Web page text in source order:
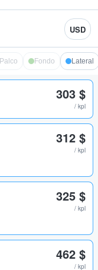
USD
Palco Fondo Lateral
303 $
/ kpl
312 $
/ kpl
325 $
/ kpl
462 $
/ kpl